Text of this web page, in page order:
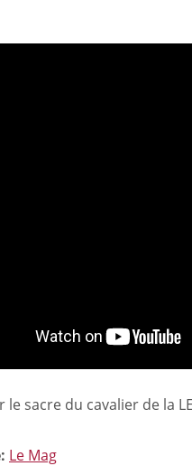
le sacre du cavalier de la
Le Mag